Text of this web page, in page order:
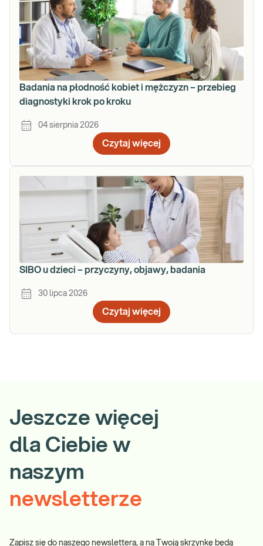
Badania na płodność kobiet i mężczyzn – przebieg
diagnostyki krok po kroku
04 sierpnia 2026
Czytaj więcej
SIBO u dzieci – przyczyny, objawy, badania
30 lipca 2026
Czytaj więcej
Jeszcze więcej
dla Ciebie w
naszym
newsletterze
Zapisz się do naszego newslettera, a na Twoją skrzynkę będą